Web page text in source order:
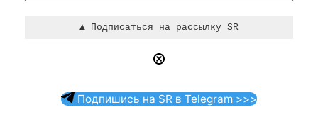
Подпишись на SR в Telegram >>>